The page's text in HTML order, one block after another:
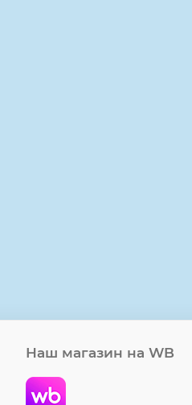
Наш магазин на WB